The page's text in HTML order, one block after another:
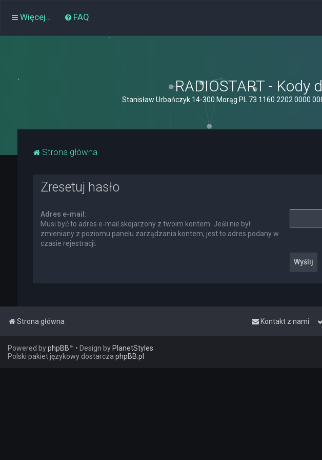
Więcej… FAQ
RADIOSTART - Kody
Stanisław Urbańczyk 14-300 Morąg PL 73 1160 2202 0000
Strona główna
Zresetuj hasło
Adres e-mail:
Musi być to adres e-mail skojarzony z twoim kontem. Jeśli nie był
zmieniany z poziomu panelu zarządzania kontem, jest to adres podany w
czasie rejestracji.
Strona główna Kontakt z nami
Powered byphpBB™ • Design by PlanetStyles
Polski pakiet językowy dostarcza phpBB.pl